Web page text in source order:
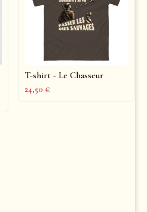
T-shirt - Le Chasseur
24,50 €